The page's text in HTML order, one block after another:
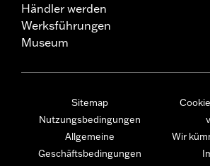
Händler werden
Werksführungen
Museum
Sitemap
Nutzungsbedingungen
Allgemeine
Geschäftsbedingungen
Wir